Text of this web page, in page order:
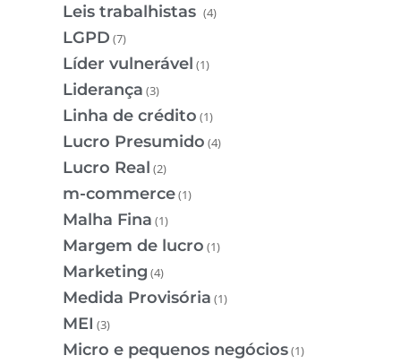
Leis trabalhistas (4)
LGPD (7)
Líder vulnerável (1)
Liderança (3)
Linha de crédito (1)
Lucro Presumido (4)
Lucro Real (2)
m-commerce(1)
Malha Fina (1)
Margem de lucro (1)
Marketing (4)
Medida Provisória (1)
MEI (3)
Micro e pequenos negócios(1)